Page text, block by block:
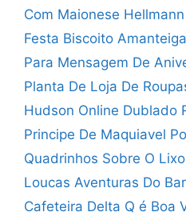
Com Maionese
Festa Biscoito
Para Mensagem De
Planta De Loja De
Hudson Online Dublado
Principe De Maquiavel
Quadrinhos Sobre O Lixo
Loucas Aventuras Do
Cafeteira Delta Q é Boa